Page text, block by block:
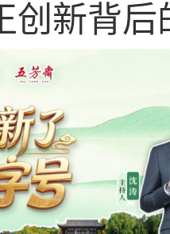
创新背后